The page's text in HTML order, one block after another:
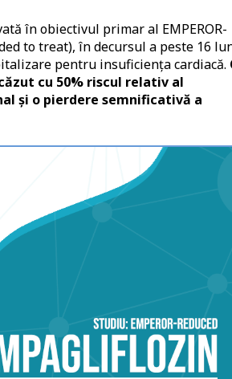
în obiectivul primar al EMPEROR-
to treat), în decursul a peste 16
pentru insuficiența cardiacă.
cu 50% riscul relativ al
și o pierdere semnificativă a